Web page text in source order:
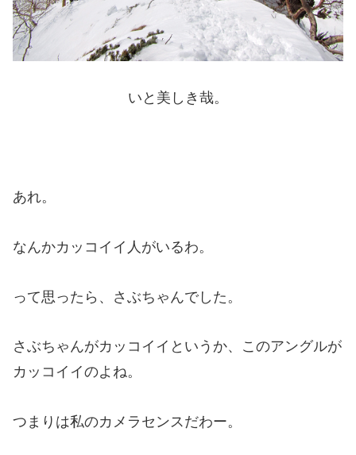
いと美しき哉。
あれ。
なんかカッコイイ人がいるわ。
って思ったら、さぶちゃんでした。
さぶちゃんがカッコイイというか、このアングルが
カッコイイのよね。
つまりは私のカメラセンスだわー。